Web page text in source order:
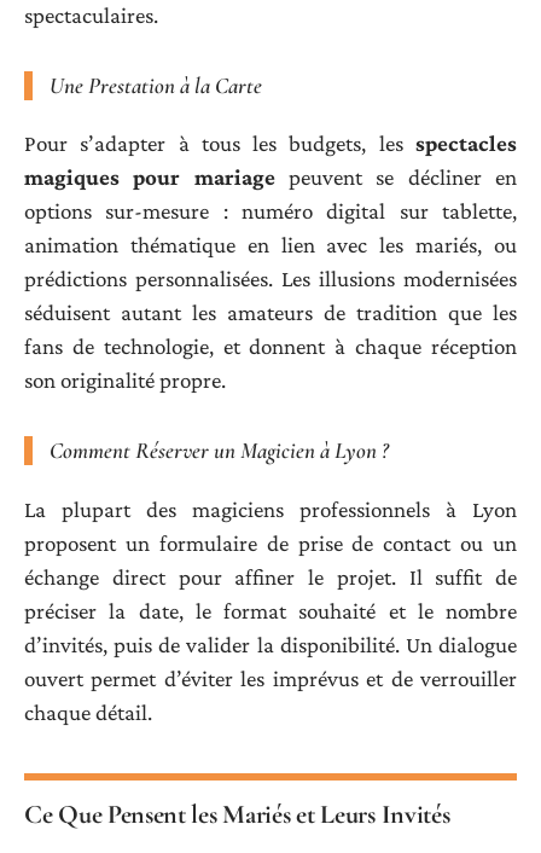
spectaculaires.
Une Prestation à la Carte
Pour s’adapter à tous les budgets, les spectacles
magiques pour mariagepeuvent se décliner en
options sur-mesure : numéro digital sur tablette,
animation thématique en lien avec les mariés, ou
prédictions personnalisées. Les illusions modernisées
séduisent autant les amateurs de tradition que les
fans de technologie, et donnent à chaque réception
son originalité propre.
Comment Réserver un Magicien à Lyon ?
La plupart des magiciens professionnels à Lyon
proposent un formulaire de prise de contact ou un
échange direct pour affiner le projet. Il suffit de
préciser la date, le format souhaité et le nombre
d’invités, puis de valider la disponibilité. Un dialogue
ouvert permet d’éviter les imprévus et de verrouiller
chaque détail.
Ce Que Pensent les Mariés et Leurs Invités